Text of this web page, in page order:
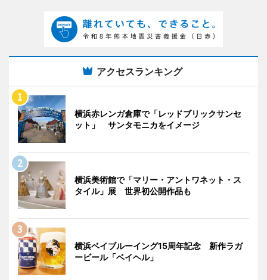
アクセスランキング
横浜赤レンガ倉庫で「レッドブリックサンセ
ット」 サンタモニカをイメージ
横浜美術館で「マリー・アントワネット・ス
タイル」展 世界初公開作品も
横浜ベイブルーイング15周年記念 新作ラガ
ービール「ベイヘル」